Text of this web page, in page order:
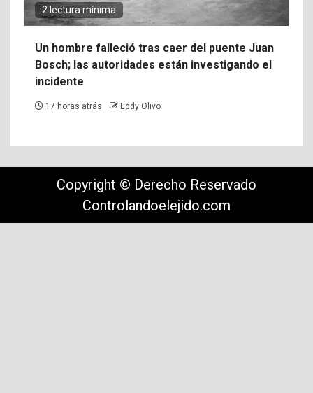
2 lectura mínima
Un hombre falleció tras caer del puente Juan
Bosch; las autoridades están investigando el
incidente
17 horas atrás Eddy Olivo
Copyright © Derecho Reservado
Controlandoelejido.com